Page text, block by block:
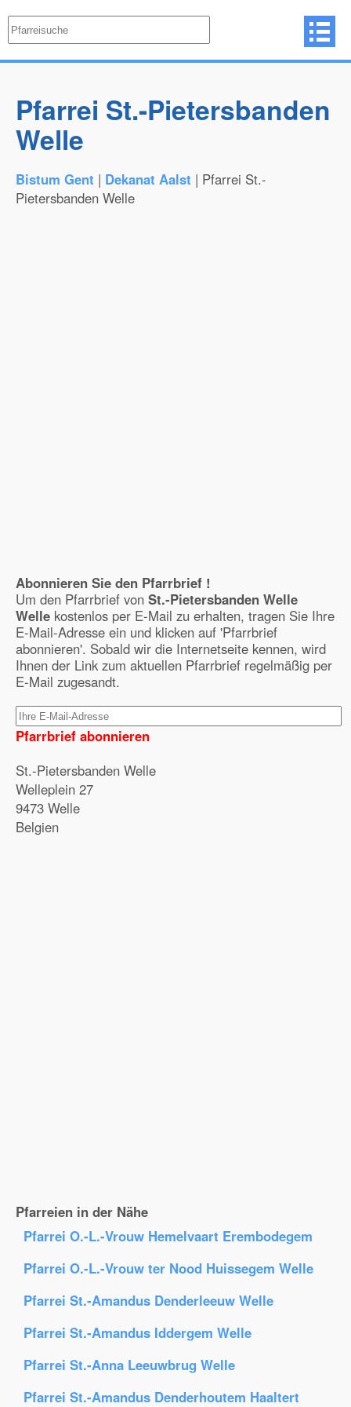
Pfarrei St.-Pietersbanden
Welle
Bistum Gent | Dekanat Aalst | Pfarrei St.-
Pietersbanden Welle
Abonnieren Sie den Pfarrbrief !
Um den Pfarrbrief von St.-Pietersbanden Welle
Welle kostenlos per E-Mail zu erhalten, tragen Sie Ihre
E-Mail-Adresse ein und klicken auf 'Pfarrbrief
abonnieren'. Sobald wir die Internetseite kennen, wird
Ihnen der Link zum aktuellen Pfarrbrief regelmäßig per
E-Mail zugesandt.
Pfarrbrief abonnieren
St.-Pietersbanden Welle
Welleplein 27
9473 Welle
Belgien
Pfarreien in der Nähe
Pfarrei O.-L.-Vrouw Hemelvaart Erembodegem
Pfarrei O.-L.-Vrouw ter Nood Huissegem Welle
Pfarrei St.-Amandus Denderleeuw Welle
Pfarrei St.-Amandus Iddergem Welle
Pfarrei St.-Anna Leeuwbrug Welle
Pfarrei St.-Amandus Denderhoutem Haaltert